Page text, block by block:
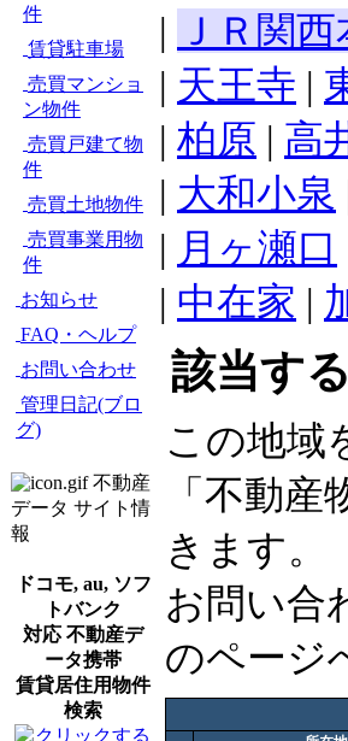
件
賃貸駐車場
売買マンショ
ン物件
売買戸建て物
件
売買土地物件
売買事業用物
件
お知らせ
FAQ・ヘルプ
お問い合わせ
管理日記(ブロ
グ)
不動産
データ サイト情
報
ドコモ, au, ソフ
トバンク
対応 不動産デ
ータ携帯
賃貸居住用物件
検索
| ＪＲ関
| 天王寺 |
| 柏原 | 高
| 大和小泉
| 月ヶ瀬口
| 中在家 |
該当す
この地域
「不動
きます。
お問い合
のページ